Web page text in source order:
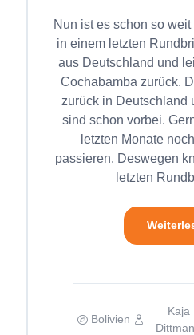
Nun ist es schon so
in einem letzten
aus Deutschland und
Cochabamba zurück.
zurück in Deutschland
sind schon vorbei.
letzten Monate
passieren. Deswegen
letzten
Bolivien
Kaja